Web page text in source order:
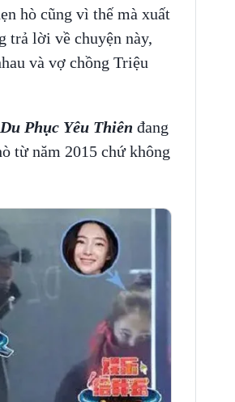
hò cũng vì thế mà xuất
trả lời về chuyện này,
và vợ chồng Triệu
Phục Yêu Thiên đang
từ năm 2015 chứ không